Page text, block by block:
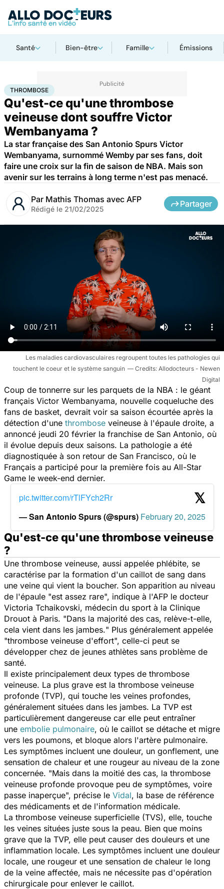
Santé Bien-être Famille Émissions
AccueilSantéThrombose
THROMBOSE
Qu'est-ce qu'une thrombose
veineuse dont souffre Victor
Wembanyama ?
La star française des San Antonio Spurs Victor
Wembanyama, surnommé Wemby par ses fans, doit
faire une croix sur la fin de saison de NBA. Mais son
avenir sur les terrains à long terme n'est pas menacé.
Par Mathis Thomas avec AFP
Rédigé le 21/02/2025
Partager
Les maladies cardiovasculaires regroupent toutes les pathologies qui
touchent le coeur et le système sanguin
Allodocteurs - Newen
Digital
Coup de tonnerre sur les parquets de la NBA : le géant
français Victor Wembanyama, nouvelle coqueluche des
fans de basket, devrait voir sa saison écourtée après la
détection d'une thrombose veineuse à l'épaule droite, a
annoncé jeudi 20 février la franchise de San Antonio, où
il évolue depuis deux saisons. La pathologie a été
diagnostiquée à son retour de San Francisco, où le
Français a participé pour la première fois au All-Star
Game le week-end dernier.
pic.twitter.com/rTlFYch2Rr
— San Antonio Spurs (@spurs) February 20, 2025
Qu'est-ce qu'une thrombose veineuse
?
Une thrombose veineuse, aussi appelée phlébite, se
caractérise par la formation d'un caillot de sang dans
une veine qui vient la boucher. Son apparition au niveau
de l'épaule "est assez rare", indique à l'AFP le docteur
Victoria Tchaikovski, médecin du sport à la Clinique
Drouot à Paris. "Dans la majorité des cas, relève-t-elle,
cela vient dans les jambes." Plus généralement appelée
"thrombose veineuse d'effort", celle-ci peut se
développer chez de jeunes athlètes sans problème de
santé.
Il existe principalement deux types de thrombose
veineuse. La plus grave est la thrombose veineuse
profonde (TVP), qui touche les veines profondes,
généralement situées dans les jambes. La TVP est
particulièrement dangereuse car elle peut entraîner
une embolie pulmonaire, où le caillot se détache et migre
vers les poumons, et bloque alors l'artère pulmonaire.
Les symptômes incluent une douleur, un gonflement, une
sensation de chaleur et une rougeur au niveau de la zone
concernée. "Mais dans la moitié des cas, la thrombose
veineuse profonde provoque peu de symptômes, voire
passe inaperçue", précise le Vidal, la base de référence
des médicaments et de l'information médicale.
La thrombose veineuse superficielle (TVS), elle, touche
les veines situées juste sous la peau. Bien que moins
grave que la TVP, elle peut causer des douleurs et une
inflammation locale. Les symptômes incluent une douleur
locale, une rougeur et une sensation de chaleur le long
de la veine affectée, mais ne nécessite pas d'opération
chirurgicale pour enlever le caillot.